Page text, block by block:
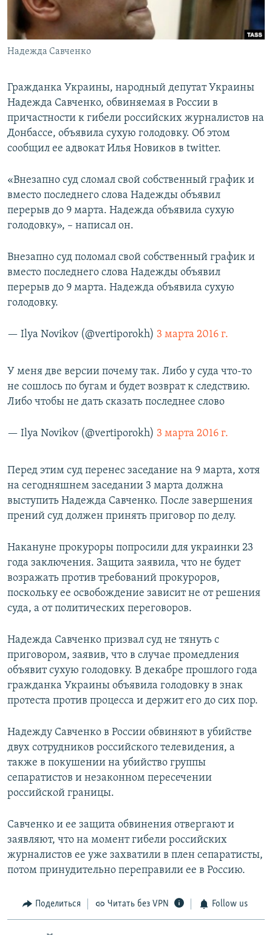
ПОБЕДИТЕЛЕЙ НЕ СУДЯТ?
КРЫМ.НЕПОКОРЕННЫЙ
ELIFBE
ПРИСОЕДИНЯЙТЕСЬ!
Все сайты RFE/RL
Надежда Савченко
Гражданка Украины, народный депутат Украины
Надежда Савченко, обвиняемая в России в
причастности к гибели российских журналистов на
Донбассе, объявила сухую голодовку. Об этом
сообщил ее адвокат Илья Новиков в twitter.
«Внезапно суд сломал свой собственный график и
вместо последнего слова Надежды объявил
перерыв до 9 марта. Надежда объявила сухую
голодовку», – написал он.
Внезапно суд поломал свой собственный график и
вместо последнего слова Надежды объявил
перерыв до 9 марта. Надежда объявила сухую
голодовку.
— Ilya Novikov (@vertiporokh) 3 марта 2016 г.
У меня две версии почему так. Либо у суда что-то
не сошлось по бугам и будет возврат к следствию.
Либо чтобы не дать сказать последнее слово
— Ilya Novikov (@vertiporokh) 3 марта 2016 г.
Перед этим суд перенес заседание на 9 марта, хотя
на сегодняшнем заседании 3 марта должна
выступить Надежда Савченко. После завершения
прений суд должен принять приговор по делу.
Накануне прокуроры попросили для украинки 23
года заключения. Защита заявила, что не будет
возражать против требований прокуроров,
поскольку ее освобождение зависит не от решения
суда, а от политических переговоров.
Надежда Савченко призвал суд не тянуть с
приговором, заявив, что в случае промедления
объявит сухую голодовку. В декабре прошлого года
гражданка Украины объявила голодовку в знак
протеста против процесса и держит его до сих пор.
Надежду Савченко в России обвиняют в убийстве
двух сотрудников российского телевидения, а
также в покушении на убийство группы
сепаратистов и незаконном пересечении
российской границы.
Савченко и ее защита обвинения отвергают и
заявляют, что на момент гибели российских
журналистов ее уже захватили в плен сепаратисты,
потом принудительно переправили ее в Россию.
Поделиться Читать без VPN Follow us